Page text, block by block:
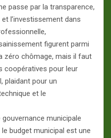
passe par la transparence,
l’investissement dans
figurent parmi
zéro chômage, mais il faut
coopératives pour leur
plaidant pour un
et le
municipale
budget municipal est une